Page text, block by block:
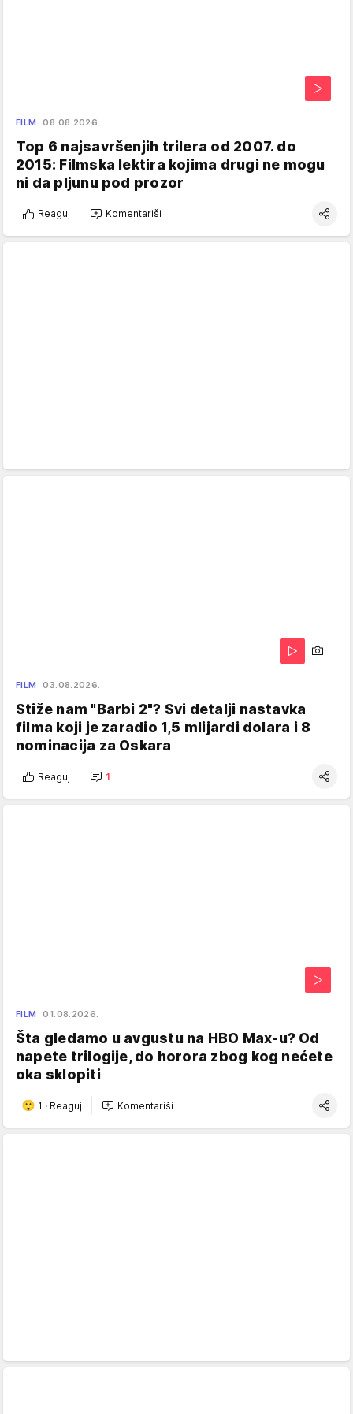
FILM 08.08.2026.
Top 6 najsavršenjih trilera od 2007. do
2015: Filmska lektira kojima drugi ne mogu
ni da pljunu pod prozor
Reaguj Komentariši
FILM 03.08.2026.
Stiže nam "Barbi 2"? Svi detalji nastavka
filma koji je zaradio 1,5 mlijardi dolara i 8
nominacija za Oskara
Reaguj 1
FILM 01.08.2026.
Šta gledamo u avgustu na HBO Max-u? Od
napete trilogije, do horora zbog kog nećete
oka sklopiti
1 · Reaguj Komentariši